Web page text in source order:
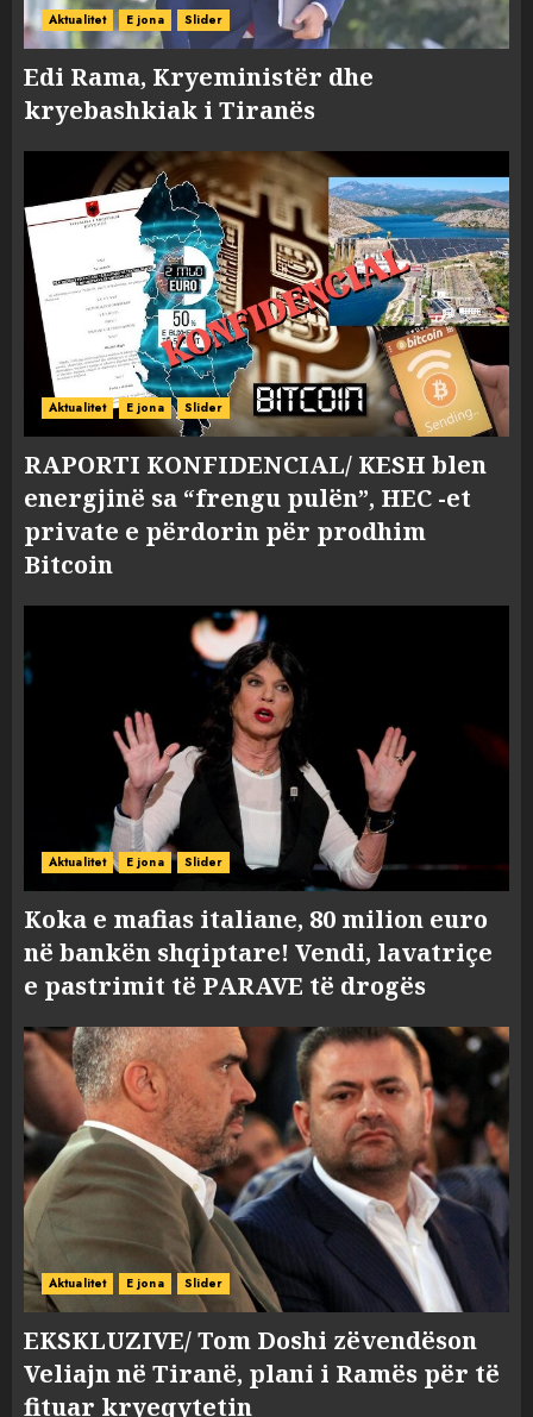
Aktualitet E jona Slider
Edi Rama, Kryeministër dhe
kryebashkiak i Tiranës
Aktualitet E jona Slider
RAPORTI KONFIDENCIAL/ KESH blen
energjinë sa “frengu pulën”, HEC -et
private e përdorin për prodhim
Bitcoin
Aktualitet E jona Slider
Koka e mafias italiane, 80 milion euro
në bankën shqiptare! Vendi, lavatriçe
e pastrimit të PARAVE të drogës
Aktualitet E jona Slider
EKSKLUZIVE/ Tom Doshi zëvendëson
Veliajn në Tiranë, plani i Ramës për të
fituar kryeqytetin